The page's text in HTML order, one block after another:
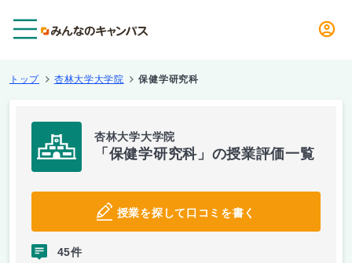
トップ 杏林大学大学院 保健学研究科
杏林大学大学院
「保健学研究科」の授業評価一覧
授業を探して口コミを書く
45件